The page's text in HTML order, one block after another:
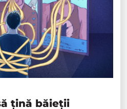
țină băieții